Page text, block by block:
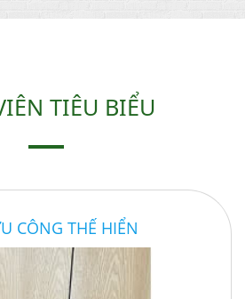
TIÊU BIỂU
CÔNG THẾ HIỂN